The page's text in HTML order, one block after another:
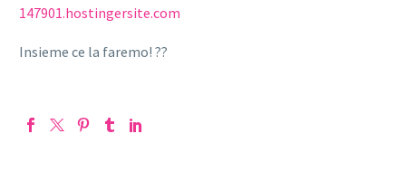
147901.hostingersite.com
Insieme ce la faremo! ??